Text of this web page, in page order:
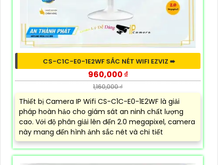
CS-C1C-E0-1E2WF SẮC NÉT WIFI EZVIZ ➠
960,000 ₫
1,160,000 ₫
Thiết bị Camera IP Wifi CS-C1C-E0-1E2WF là giải
pháp hoàn hảo cho giám sát an ninh chất lượng
cao. Với độ phân giải lên đến 2.0 megapixel, camera
này mang đến hình ảnh sắc nét và chi tiết